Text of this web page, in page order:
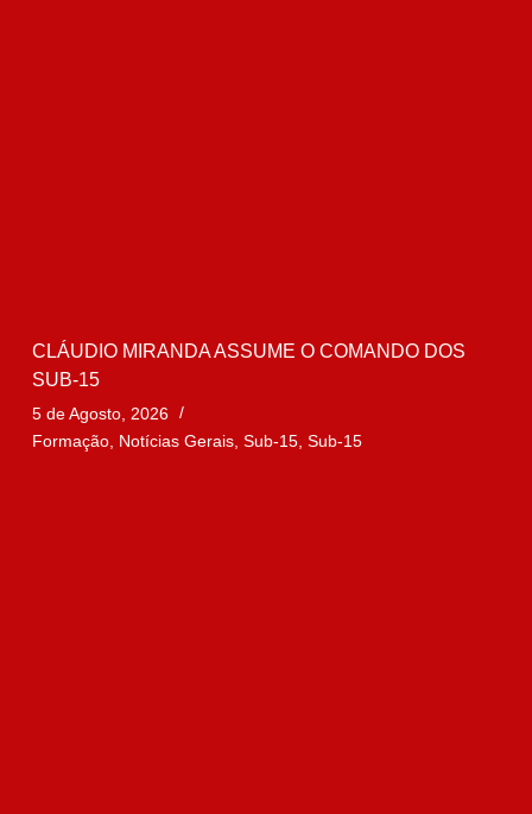
CLÁUDIO MIRANDA ASSUME O COMANDO DOS
SUB-15
5 de Agosto, 2026
Formação, Notícias Gerais, Sub-15, Sub-15